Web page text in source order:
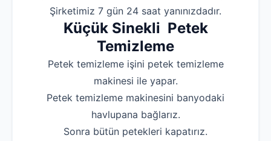
Hakkımızda
Şirketimiz 7 gün 24 saat yanınızdadır.
Küçük Sinekli Petek
Temizleme
Petek temizleme işini petek temizleme
makinesi ile yapar.
Petek temizleme makinesini banyodaki
havlupana bağlarız.
Sonra bütün petekleri kapatırız.